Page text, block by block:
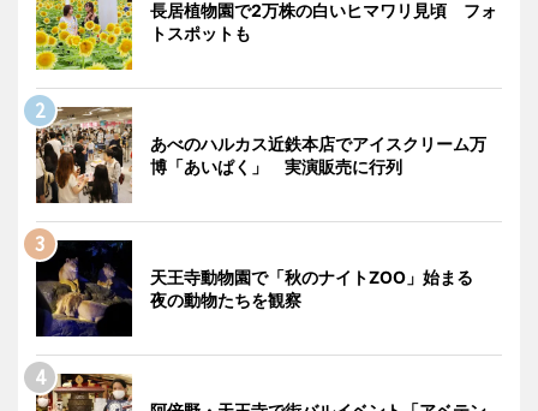
長居植物園で2万株の白いヒマワリ見頃 フォ
トスポットも
あべのハルカス近鉄本店でアイスクリーム万
博「あいぱく」 実演販売に行列
天王寺動物園で「秋のナイトZOO」始まる
夜の動物たちを観察